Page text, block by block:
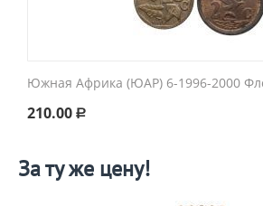
Южная Африка (ЮАР) 6-1996-2000
210.00 Р
За ту же цену!